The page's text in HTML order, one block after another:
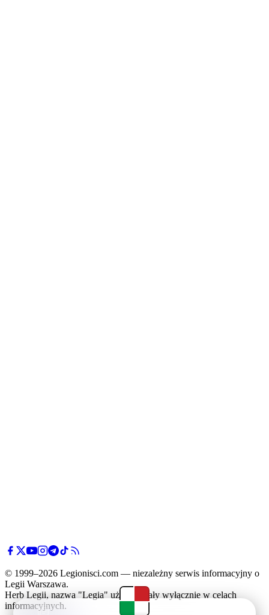
© 1999–2026 Legionisci.com — niezależny serwis informacyjny o
Legii Warszawa.
Herb Legii, nazwa "Legia" użyte zostały wyłącznie w celach
informacyjnych.